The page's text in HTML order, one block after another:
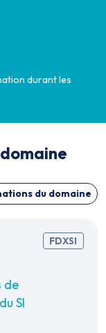
durant les
du domaine
FDXSI
de
SI